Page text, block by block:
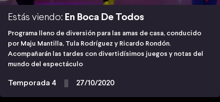
Estás viendo: En Boca De Todos
Programa lleno de diversión para las amas de casa, conducido
por Maju Mantilla, Tula Rodríguez y Ricardo Rondón.
Acompañarán las tardes con divertidísimos juegos y notas del
mundo del espectáculo
Temporada 4 27/10/2020